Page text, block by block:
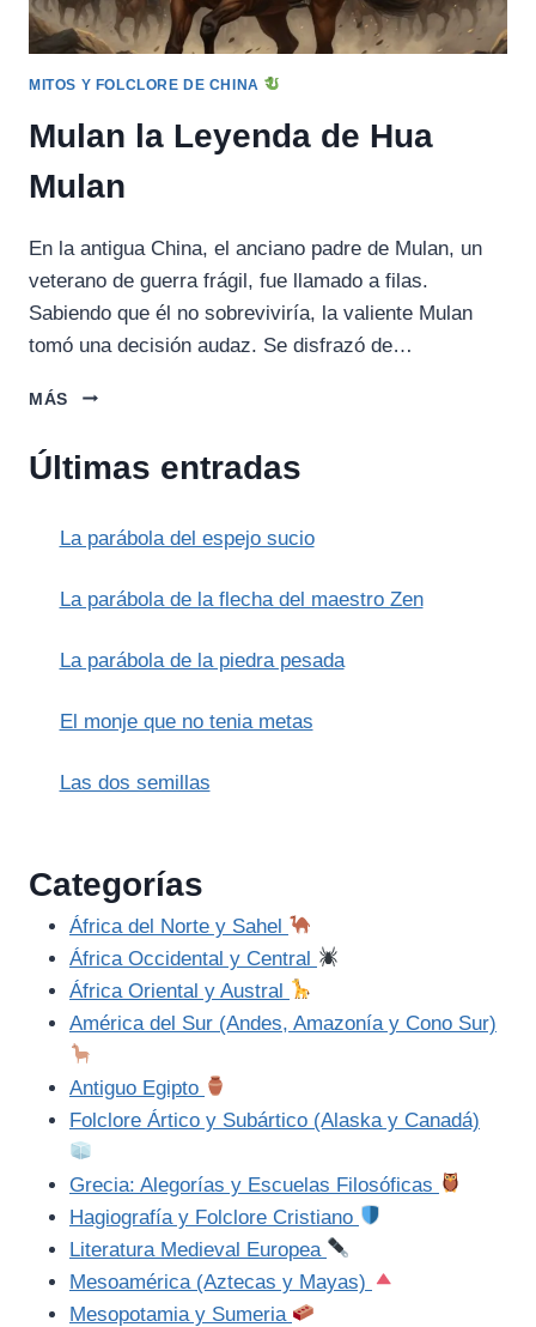
MITOS Y FOLCLORE DE CHINA
Mulan la Leyenda de Hua
Mulan
En la antigua China, el anciano padre de Mulan, un
veterano de guerra frágil, fue llamado a filas.
Sabiendo que él no sobreviviría, la valiente Mulan
tomó una decisión audaz. Se disfrazó de…
MÁS
MULAN
DE
Últimas entradas
La parábola del espejo sucio
La parábola de la flecha del maestro Zen
La parábola de la piedra pesada
El monje que no tenia metas
Las dos semillas
Categorías
África del Norte y Sahel
África Occidental y Central
África Oriental y Austral
América del Sur (Andes, Amazonía y Cono Sur)
Antiguo Egipto
Folclore Ártico y Subártico (Alaska y Canadá)
Grecia: Alegorías y Escuelas Filosóficas
Hagiografía y Folclore Cristiano
Literatura Medieval Europea
Mesoamérica (Aztecas y Mayas)
Mesopotamia y Sumeria